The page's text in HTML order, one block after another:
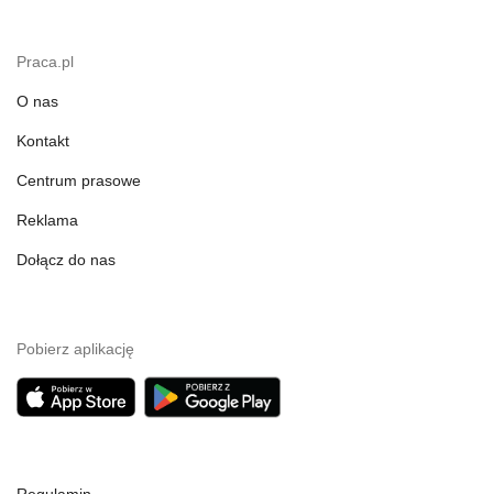
Praca.pl
O nas
Kontakt
Centrum prasowe
Reklama
Dołącz do nas
Pobierz aplikację